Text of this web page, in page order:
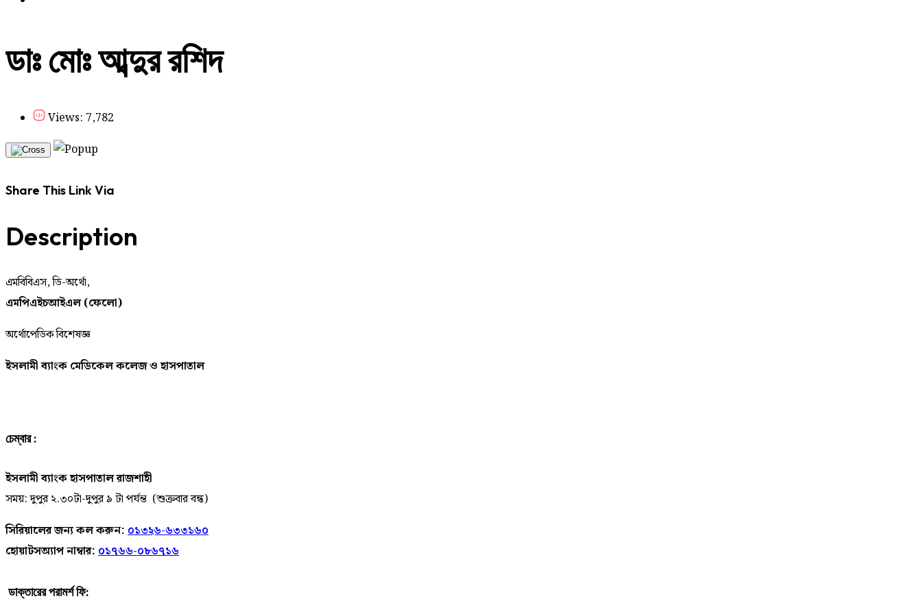
ডাঃ মোঃ আব্দুর রশিদ
Views: 7,782
Share This Link Via
Description
এমবিবিএস, ডি-অর্থো,
এমপিএইচআইএল (ফেলো)
অর্থোপেডিক বিশেষজ্ঞ
ইসলামী ব্যাংক মেডিকেল কলেজ ও হাসপাতাল
চেম্বার :
ইসলামী ব্যাংক হাসপাতাল রাজশাহী
সময়: দুপুর ২.৩০টা-দুপুর ৯ টা পর্যন্ত (শুক্রবার বন্ধ)
সিরিয়ালের জন্য কল করুন: ০১৩২৬-৬৩৩১৬০
হোয়াটসঅ্যাপ নাম্বার: ০১৭৬৬-০৮৬৭১৬
ডাক্তারের পরামর্শ ফি: